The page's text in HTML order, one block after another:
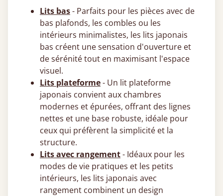
Lits bas- Parfaits pour les pièces avec de
bas plafonds, les combles ou les
intérieurs minimalistes, les lits japonais
bas créent une sensation d'ouverture et
de sérénité tout en maximisant l'espace
visuel.
Lits plateforme- Un lit plateforme
japonais convient aux chambres
modernes et épurées, offrant des lignes
nettes et une base robuste, idéale pour
ceux qui préfèrent la simplicité et la
structure.
Lits avec rangement- Idéaux pour les
modes de vie pratiques et les petits
intérieurs, les lits japonais avec
rangement combinent un design